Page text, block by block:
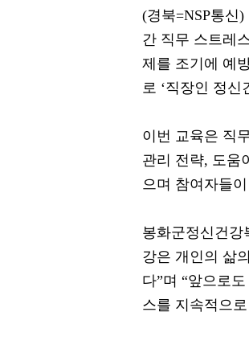
(경북=NSP통신
간 직무 스트레
제를 조기에 예
로 ‘직장인 정신
이번 교육은 직
관리 전략, 도움
으며 참여자들
봉화군정신건강
강은 개인의 삶
다”며 “앞으로
스를 지속적으